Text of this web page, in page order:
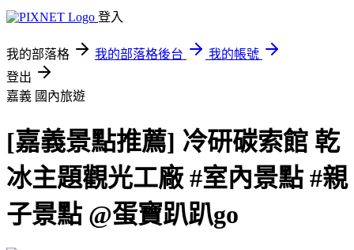
登入
我的部落格 我的部落格後台
我的帳號
登出
嘉義 國內旅遊
[嘉義景點推薦] 冷研碳索館 乾
冰主題觀光工廠 #室內景點 #親
子景點 @蛋寶趴趴go